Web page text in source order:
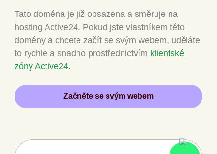
Tato doména je již obsazena a směruje na
hosting Active24. Pokud jste vlastníkem této
domény a chcete začít se svým webem, uděláte
to rychle a snadno prostřednictvím klientské
zóny Active24.
Začněte se svým webem